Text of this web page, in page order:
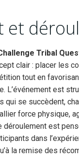
et
Tribal
clair : placer les
tout en
L’événement est
qui se succèdent,
force physique,
déroulement est
dans
la remise des